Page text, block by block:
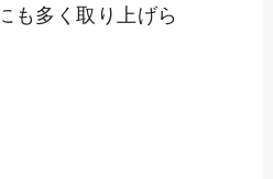
も多く取り上げら